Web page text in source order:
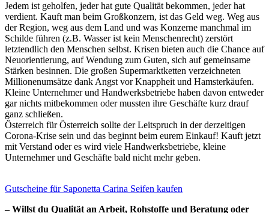
Jedem ist geholfen, jeder hat gute Qualität bekommen, jeder hat
verdient. Kauft man beim Großkonzern, ist das Geld weg. Weg aus
der Region, weg aus dem Land und was Konzerne manchmal im
Schilde führen (z.B. Wasser ist kein Menschenrecht) zerstört
letztendlich den Menschen selbst. Krisen bieten auch die Chance auf
Neuorientierung, auf Wendung zum Guten, sich auf gemeinsame
Stärken besinnen. Die großen Supermarktketten verzeichneten
Millionenumsätze dank Angst vor Knappheit und Hamsterkäufen.
Kleine Unternehmer und Handwerksbetriebe haben davon entweder
gar nichts mitbekommen oder mussten ihre Geschäfte kurz drauf
ganz schließen.
Österreich für Österreich sollte der Leitspruch in der derzeitigen
Corona-Krise sein und das beginnt beim eurem Einkauf! Kauft jetzt
mit Verstand oder es wird viele Handwerksbetriebe, kleine
Unternehmer und Geschäfte bald nicht mehr geben.
Gutscheine für Saponetta Carina Seifen kaufen
– Willst du Qualität an Arbeit, Rohstoffe und Beratung oder